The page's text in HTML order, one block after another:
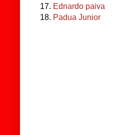
17. Ednardo paiva
18. Padua Junior